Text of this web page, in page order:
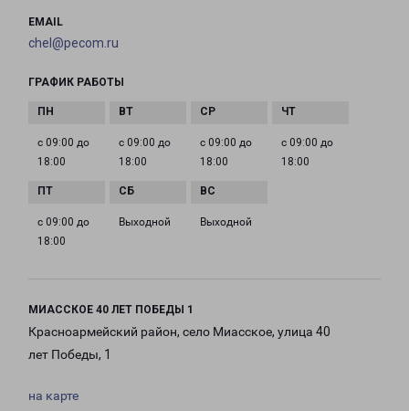
EMAIL
chel@pecom.ru
ГРАФИК РАБОТЫ
с 09:00 до
18:00
с 09:00 до
18:00
с 09:00 до
18:00
с 09:00 до
18:00
с 09:00 до
18:00
Выходной Выходной
МИАССКОЕ 40 ЛЕТ ПОБЕДЫ 1
Красноармейский район, село Миасское, улица 40
лет Победы, 1
на карте